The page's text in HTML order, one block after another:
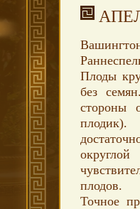
Плоды
без
стороны
плодик).
плодов.
Точное